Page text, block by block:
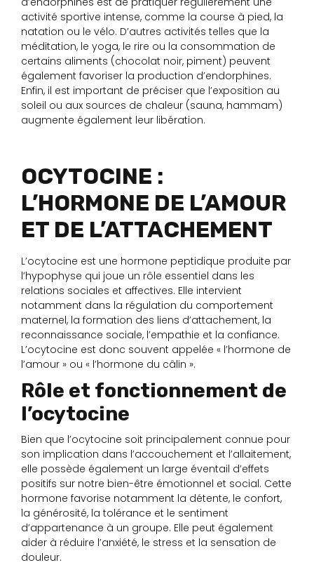
activité sportive intense, comme la course à pied, la
natation ou le vélo. D’autres activités telles que la
méditation, le yoga, le rire ou la consommation de
certains aliments (chocolat noir, piment) peuvent
également favoriser la production d’endorphines.
Enfin, il est important de préciser que l’exposition au
soleil ou aux sources de chaleur (sauna, hammam)
augmente également leur libération.
OCYTOCINE :
L’HORMONE DE L’AMOUR
ET DE L’ATTACHEMENT
L’ocytocine est une hormone peptidique produite par
l’hypophyse qui joue un rôle essentiel dans les
relations sociales et affectives. Elle intervient
notamment dans la régulation du comportement
maternel, la formation des liens d’attachement, la
reconnaissance sociale, l’empathie et la confiance.
L’ocytocine est donc souvent appelée « l’hormone de
l’amour » ou « l’hormone du câlin ».
Rôle et fonctionnement de
l’ocytocine
Bien que l’ocytocine soit principalement connue pour
son implication dans l’accouchement et l’allaitement,
elle possède également un large éventail d’effets
positifs sur notre bien-être émotionnel et social. Cette
hormone favorise notamment la détente, le confort,
la générosité, la tolérance et le sentiment
d’appartenance à un groupe. Elle peut également
aider à réduire l’anxiété, le stress et la sensation de
douleur.